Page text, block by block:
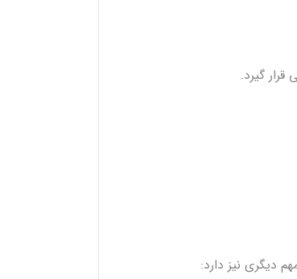
گیرد.
دیگری نیز دارد: